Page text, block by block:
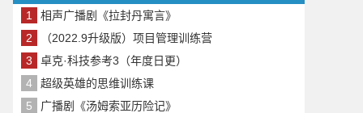
1
相声广播剧《拉封丹寓言》
2
（2022.9升级版）项目管理训练营
3
卓克·科技参考3（年度日更）
4
超级英雄的思维训练课
5
广播剧《汤姆索亚历险记》